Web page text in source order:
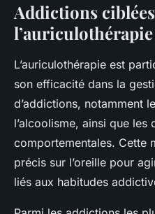
Addictions
l’auriculothérapie
L’auriculothérapie est
son efficacité dans la
d’addictions, notamment
l’alcoolisme, ainsi que les
comportementales. Cette
précis sur l’oreille pour
liés aux habitudes